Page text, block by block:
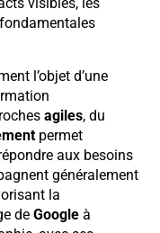
visibles, les
l’objet d’une
agiles, du
permet
aux besoins
généralement
la
de Google à